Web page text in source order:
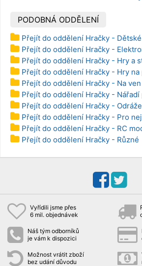
PODOBNÁ ODDĚLENÍ
Přejít do oddělení Hračky -
Přejít do oddělení Hračky -
Přejít do oddělení Hračky - Hry a
Přejít do oddělení Hračky - Hry na
Přejít do oddělení Hračky - Na ven
Přejít do oddělení Hračky - Nářadí
Přejít do oddělení Hračky -
Přejít do oddělení Hračky - Pro
Přejít do oddělení Hračky - RC
Přejít do oddělení Hračky - Různé
Vyřídili jsme přes
6 mil. objednávek
Náš tým odborníků
je vám k dispozici
Možnost vrátit zboží
bez udání důvodu